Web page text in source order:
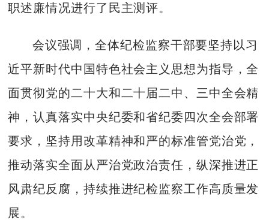
职述廉情况进行了民主测评。
会议强调，全体纪检监察干部要坚持以习
近平新时代中国特色社会主义思想为指导，全
面贯彻党的二十大和二十届二中、三中全会精
神，认真落实中央纪委和省纪委四次全会部署
要求，坚持用改革精神和严的标准管党治党，
推动落实全面从严治党政治责任，纵深推进正
风肃纪反腐，持续推进纪检监察工作高质量发
展。